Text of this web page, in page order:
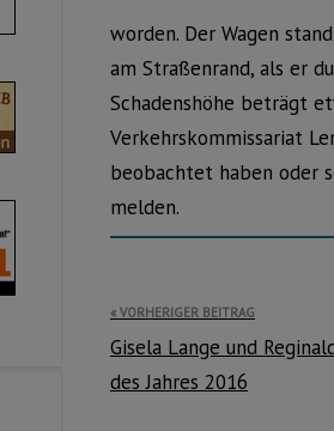
worden. Der Wagen
am Straßenrand, als er
Schadenshöhe beträgt
Verkehrskommissariat
beobachtet haben oder
melden.
Beitragsnavigation
VORHERIGER BEITRAG
Gisela Lange und
des Jahres 2016